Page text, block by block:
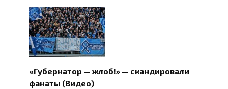
«Губернатор — жлоб!» — скандировали
фанаты (Видео)